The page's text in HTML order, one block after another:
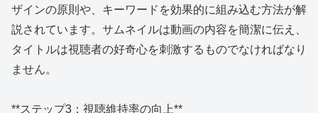
ザインの原則や、キーワードを効果的に組み込む方法が解
説されています。サムネイルは動画の内容を簡潔に伝え、
タイトルは視聴者の好奇心を刺激するものでなければなり
ません。
**ステップ3：視聴維持率の向上**